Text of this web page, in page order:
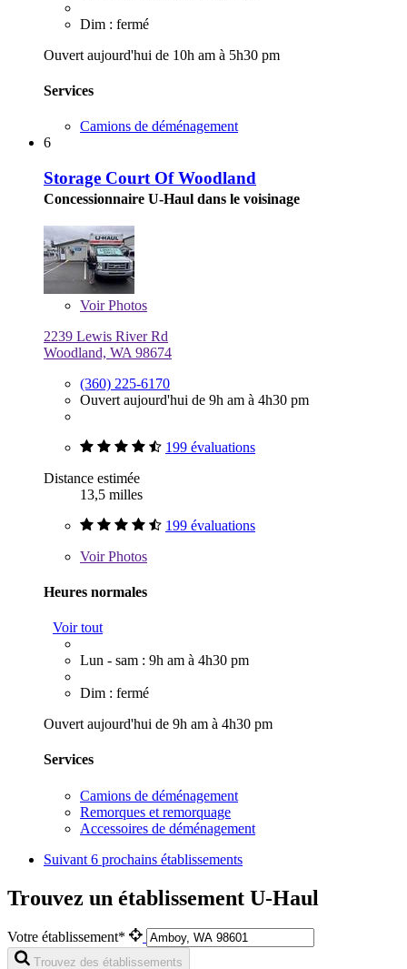
Dim : fermé
Ouvert aujourd'hui de 10h am à 5h30 pm
Services
Camions de déménagement
6
Storage Court Of Woodland
Concessionnaire U-Haul dans le voisinage
VoirPhotos
2239 Lewis River Rd
Woodland, WA 98674
(360) 225-6170
Ouvert aujourd'hui de 9h am à 4h30 pm
199 évaluations
Distance estimée
13,5 milles
199 évaluations
VoirPhotos
Heures normales
Voir tout
Lun - sam : 9h am à 4h30 pm
Dim : fermé
Ouvert aujourd'hui de 9h am à 4h30 pm
Services
Camions de déménagement
Remorques et remorquage
Accessoires de déménagement
Suivant 6 prochains établissements
Trouvez un établissement U-Haul
Votre établissement*
Trouvez des établissements